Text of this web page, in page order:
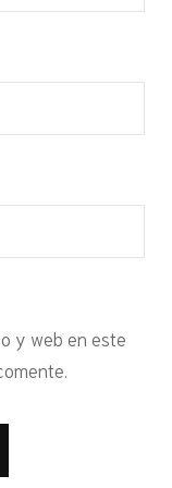
y web en este